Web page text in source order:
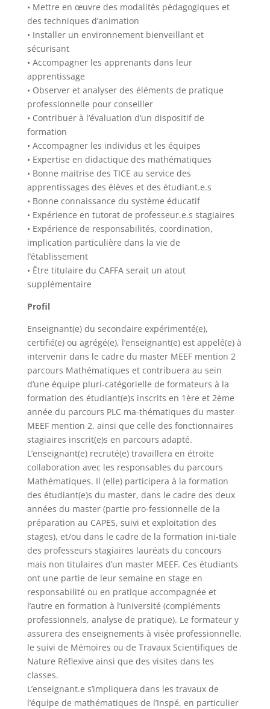
• Mettre en œuvre des modalités pédagogiques et
des techniques d’animation
• Installer un environnement bienveillant et
sécurisant
• Accompagner les apprenants dans leur
apprentissage
• Observer et analyser des éléments de pratique
professionnelle pour conseiller
• Contribuer à l’évaluation d’un dispositif de
formation
• Accompagner les individus et les équipes
• Expertise en didactique des mathématiques
• Bonne maitrise des TICE au service des
apprentissages des élèves et des étudiant.e.s
• Bonne connaissance du système éducatif
• Expérience en tutorat de professeur.e.s stagiaires
• Expérience de responsabilités, coordination,
implication particulière dans la vie de
l’établissement
• Être titulaire du CAFFA serait un atout
supplémentaire
Profil
Enseignant(e) du secondaire expérimenté(e),
certifié(e) ou agrégé(e), l’enseignant(e) est appelé(e) à
intervenir dans le cadre du master MEEF mention 2
parcours Mathématiques et contribuera au sein
d’une équipe pluri-catégorielle de formateurs à la
formation des étudiant(e)s inscrits en 1ère et 2ème
année du parcours PLC ma-thématiques du master
MEEF mention 2, ainsi que celle des fonctionnaires
stagiaires inscrit(e)s en parcours adapté.
L’enseignant(e) recruté(e) travaillera en étroite
collaboration avec les responsables du parcours
Mathématiques. Il (elle) participera à la formation
des étudiant(e)s du master, dans le cadre des deux
années du master (partie pro-fessionnelle de la
préparation au CAPES, suivi et exploitation des
stages), et/ou dans le cadre de la formation ini-tiale
des professeurs stagiaires lauréats du concours
mais non titulaires d’un master MEEF. Ces étudiants
ont une partie de leur semaine en stage en
responsabilité ou en pratique accompagnée et
l’autre en formation à l’université (compléments
professionnels, analyse de pratique). Le formateur y
assurera des enseignements à visée professionnelle,
le suivi de Mémoires ou de Travaux Scientifiques de
Nature Réflexive ainsi que des visites dans les
classes.
L’enseignant.e s’impliquera dans les travaux de
l’équipe de mathématiques de l’Inspé, en particulier